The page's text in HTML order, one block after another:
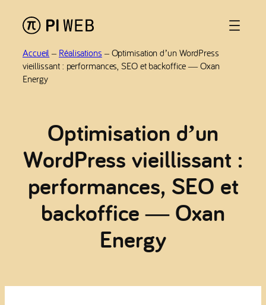
Accueil – Réalisations – Optimisation d’un WordPress
vieillissant : performances, SEO et backoffice — Oxan
Energy
Optimisation d’un
WordPress vieillissant :
performances, SEO et
backoffice — Oxan
Energy